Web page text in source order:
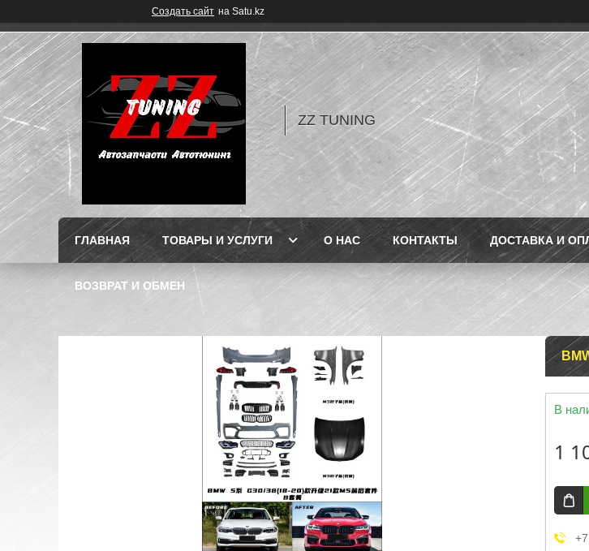
Создать сайт на Satu.kz
ZZ TUNING
ГЛАВНАЯ ТОВАРЫ И УСЛУГИ О НАС КОНТАКТЫ ДОСТАВКА И
ВОЗВРАТ И ОБМЕН
В
1